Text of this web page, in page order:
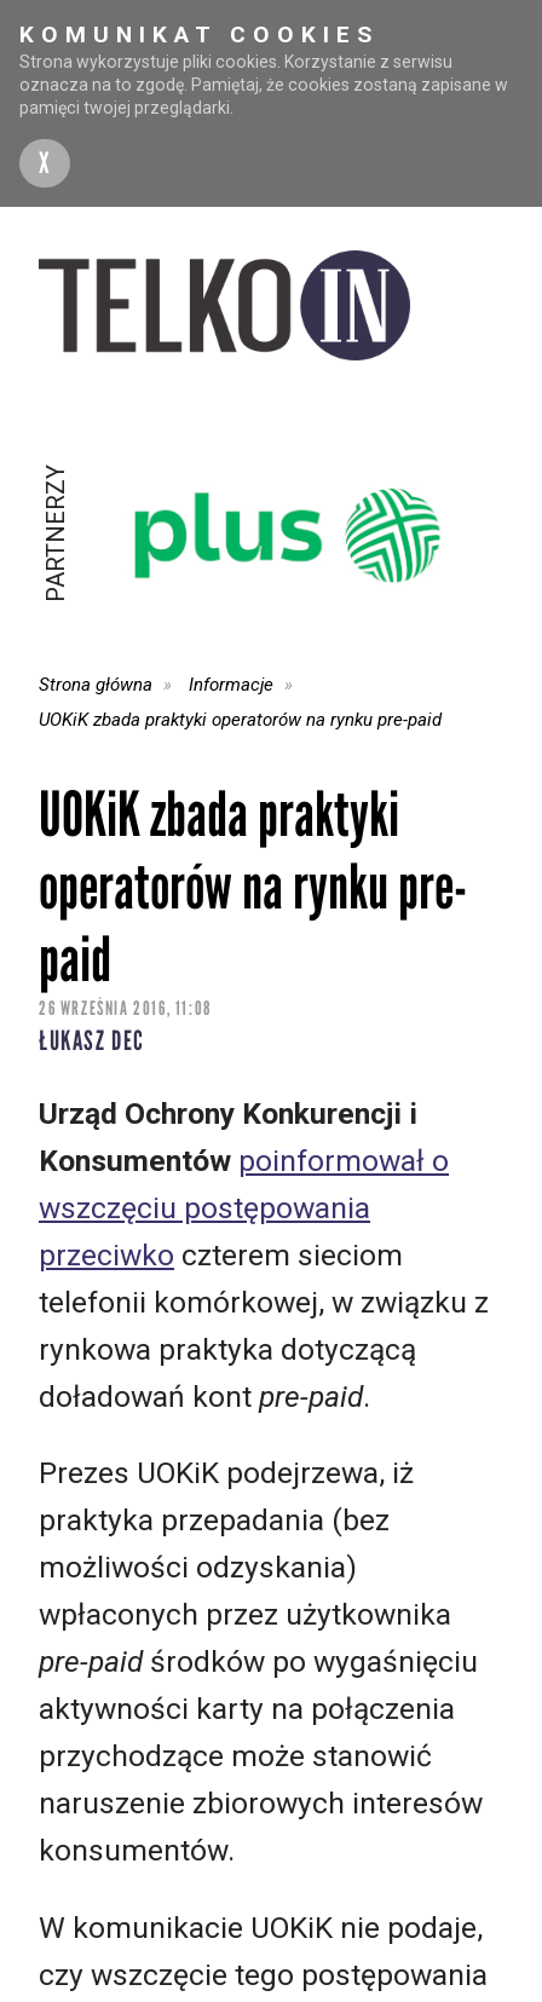
KOMUNIKAT COOKIES
Strona wykorzystuje pliki cookies. Korzystanie z serwisu
oznacza na to zgodę. Pamiętaj, że cookies zostaną zapisane w
pamięci twojej przeglądarki.
X
PARTNERZY
Strona główna
Informacje
UOKiK zbada praktyki operatorów na rynku pre-paid
UOKiK zbada praktyki
operatorów na rynku pre-
paid
26 WRZEŚNIA 2016, 11:08
ŁUKASZ DEC
Urząd Ochrony Konkurencji i
Konsumentów poinformował o
wszczęciu postępowania
przeciwko czterem sieciom
telefonii komórkowej, w związku z
rynkowa praktyka dotyczącą
doładowań kont pre-paid.
Prezes UOKiK podejrzewa, iż
praktyka przepadania (bez
możliwości odzyskania)
wpłaconych przez użytkownika
pre-paidśrodków po wygaśnięciu
aktywności karty na połączenia
przychodzące może stanowić
naruszenie zbiorowych interesów
konsumentów.
W komunikacie UOKiK nie podaje,
czy wszczęcie tego postępowania